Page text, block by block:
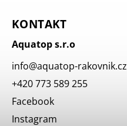
KONTAKT
Aquatop s.r.o
info@aquatop-rakovnik.cz
+420 773 589 255
Facebook
Instagram